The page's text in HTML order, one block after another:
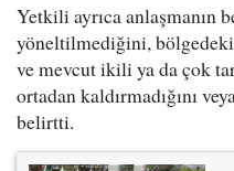
Yetkili ayrıca anlaşmanın
yöneltilmediğini,
ve mevcut ikili ya da çok
ortadan kaldırmadığını
belirtti.